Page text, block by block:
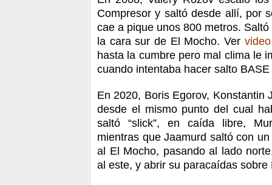
Compresor y saltó desde allí, por
cae a pique unos 800 metros.
la cara sur de El Mocho. Ver
hasta la cumbre pero mal clima le
cuando intentaba hacer salto
En 2020, Boris Egorov, Konstantin
desde el mismo punto del cual
saltó “slick”, en caída libre,
mientras que Jaamurd saltó con
al El Mocho, pasando al lado
al este, y abrir su paracaídas